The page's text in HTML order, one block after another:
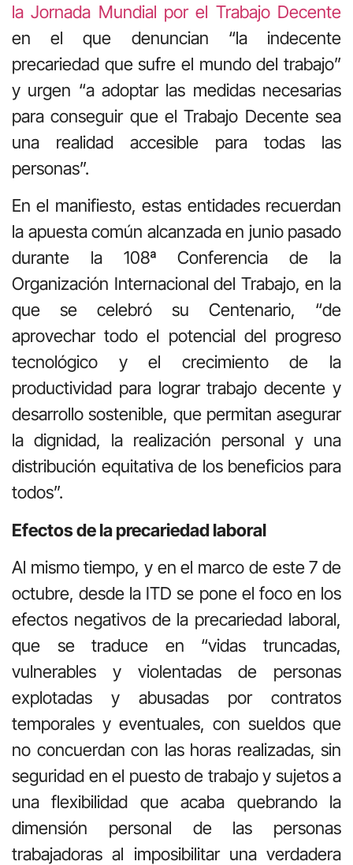
la Jornada Mundial por el Trabajo Decente
en el que denuncian “la indecente
precariedad que sufre el mundo del trabajo”
y urgen “a adoptar las medidas necesarias
para conseguir que el Trabajo Decente sea
una realidad accesible para todas las
personas”.
En el manifiesto, estas entidades recuerdan
la apuesta común alcanzada en junio pasado
durante la 108ª Conferencia de la
Organización Internacional del Trabajo, en la
que se celebró su Centenario, “de
aprovechar todo el potencial del progreso
tecnológico y el crecimiento de la
productividad para lograr trabajo decente y
desarrollo sostenible, que permitan asegurar
la dignidad, la realización personal y una
distribución equitativa de los beneficios para
todos”.
Efectos de la precariedad laboral
Al mismo tiempo, y en el marco de este 7 de
octubre, desde la ITD se pone el foco en los
efectos negativos de la precariedad laboral,
que se traduce en “vidas truncadas,
vulnerables y violentadas de personas
explotadas y abusadas por contratos
temporales y eventuales, con sueldos que
no concuerdan con las horas realizadas, sin
seguridad en el puesto de trabajo y sujetos a
una flexibilidad que acaba quebrando la
dimensión personal de las personas
trabajadoras al imposibilitar una verdadera